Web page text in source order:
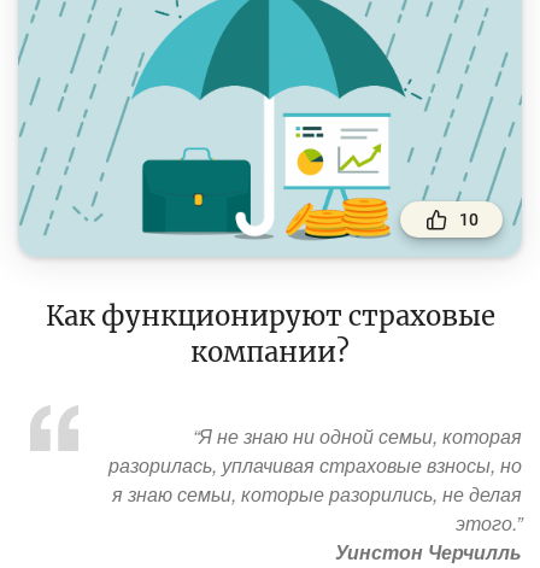
Финансовый рынок
Денежно-кредитная политика и ее элементы
Финансовая безопасность
Права потребителей банковских услуг
Предпринимательство
Исламское финансирование
Учебные материалы
Интерактивные услуги
Фотогалерея
О проекте
10
Как функционируют страховые
компании?
“Я не знаю ни одной семьи, которая
разорилась, уплачивая страховые взносы, но
я знаю семьи, которые разорились, не делая
этого.”
Уинстон Черчилль